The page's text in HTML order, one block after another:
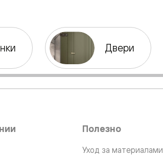
Двери
Полезно
Уход за материалами